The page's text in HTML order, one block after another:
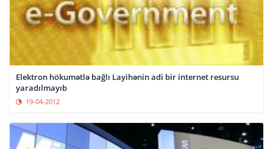
Elektron hökumətlə bağlı Layihənin adi bir internet resursu
yaradılmayıb
19-04-2012